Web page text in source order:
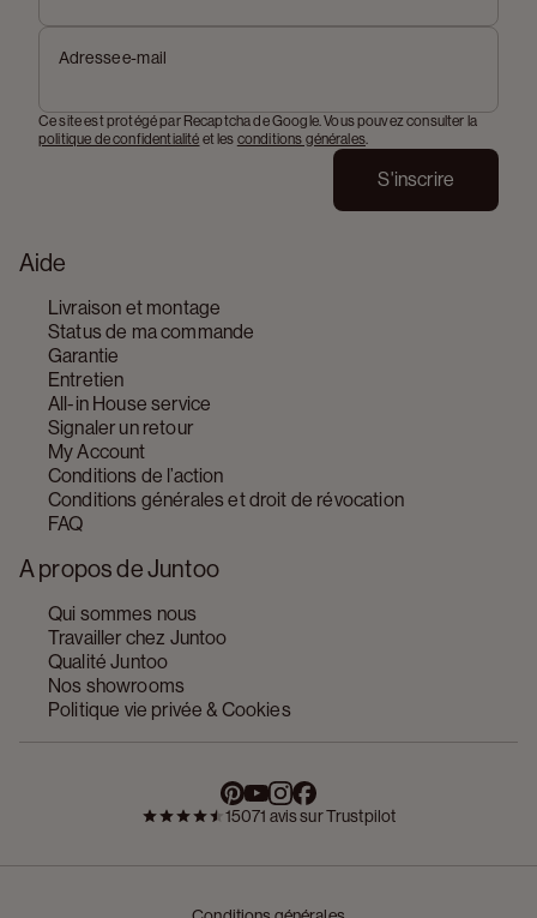
Aide
Livraison et montage
Status de ma commande
Garantie
Entretien
All-in House service
Signaler un retour
My Account
Conditions de l’action
Conditions générales et droit de révocation
FAQ
A propos de Juntoo
Qui sommes nous
Travailler chez Juntoo
Qualité Juntoo
Nos showrooms
Politique vie privée & Cookies
Adresse e-mail
Ce site est protégé par Recaptcha de Google. Vous pouvez consulter la
politique de confidentialité et les conditions générales.
S'inscrire
15071 avis sur Trustpilot